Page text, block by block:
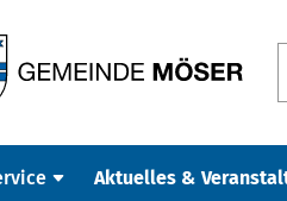
Aktuelles &